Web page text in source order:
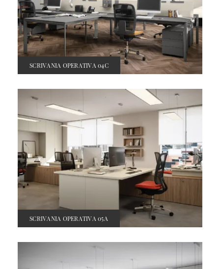
SCRIVANIA OPERATIVA 04C
SCRIVANIA OPERATIVA 05A